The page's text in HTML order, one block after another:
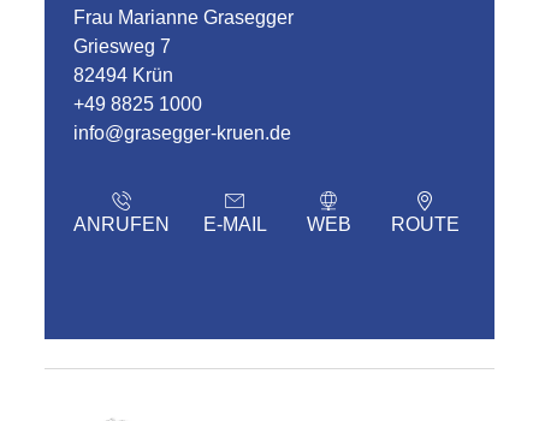
Frau Marianne Grasegger
Griesweg 7
82494 Krün
+49 8825 1000
info@grasegger-kruen.de
ANRUFEN E-MAIL WEB ROUTE